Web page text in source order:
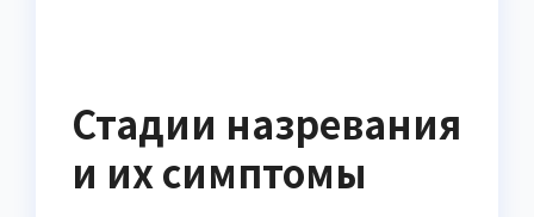
Стадии назревания
и их симптомы